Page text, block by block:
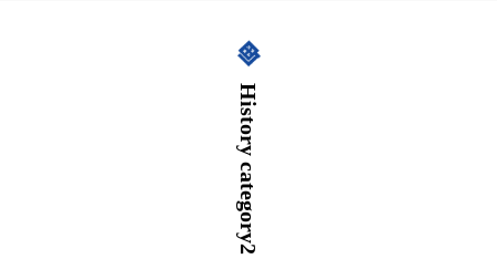
History category2